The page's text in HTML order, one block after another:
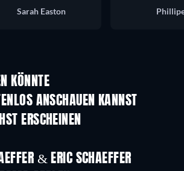
Sarah Easton
KÖNNTE
ANSCHAUEN KANNST
ERSCHEINEN
& ERIC SCHAEFFER